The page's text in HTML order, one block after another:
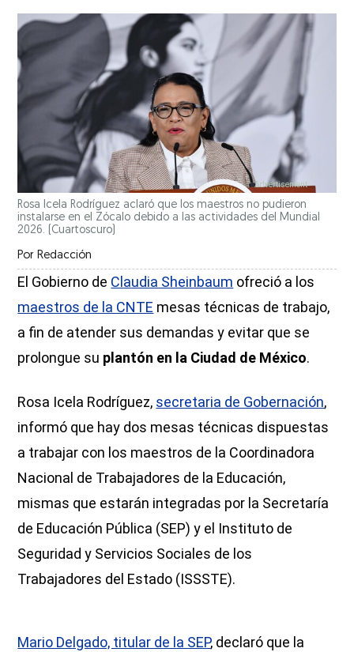
Rosa Icela Rodríguez aclaró que los maestros no pudieron
instalarse en el Zócalo debido a las actividades del Mundial
2026.
(Cuartoscuro)
Por Redacción
El Gobierno de Claudia Sheinbaum ofreció a los
maestros de la CNTE mesas técnicas de trabajo,
a fin de atender sus demandas y evitar que se
prolongue su plantón en la Ciudad de México.
Rosa Icela Rodríguez, secretaria de Gobernación,
informó que hay dos mesas técnicas dispuestas
a trabajar con los maestros de la Coordinadora
Nacional de Trabajadores de la Educación,
mismas que estarán integradas por la Secretaría
de Educación Pública (SEP) y el Instituto de
Seguridad y Servicios Sociales de los
Trabajadores del Estado (ISSSTE).
Mario Delgado, titular de la SEP, declaró que la